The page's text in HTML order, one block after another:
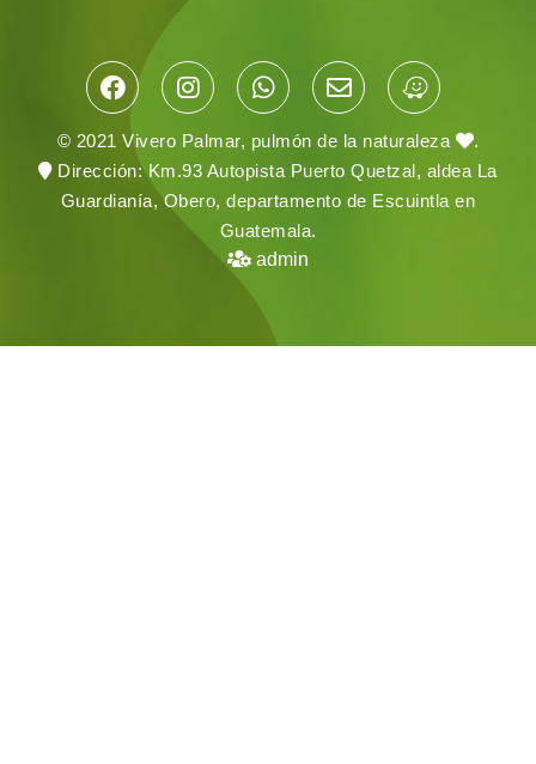
© 2021 Vivero Palmar, pulmón de la naturaleza
.
Dirección: Km.93 Autopista Puerto Quetzal, aldea La
Guardianía, Obero, departamento de Escuintla en
Guatemala.
admin